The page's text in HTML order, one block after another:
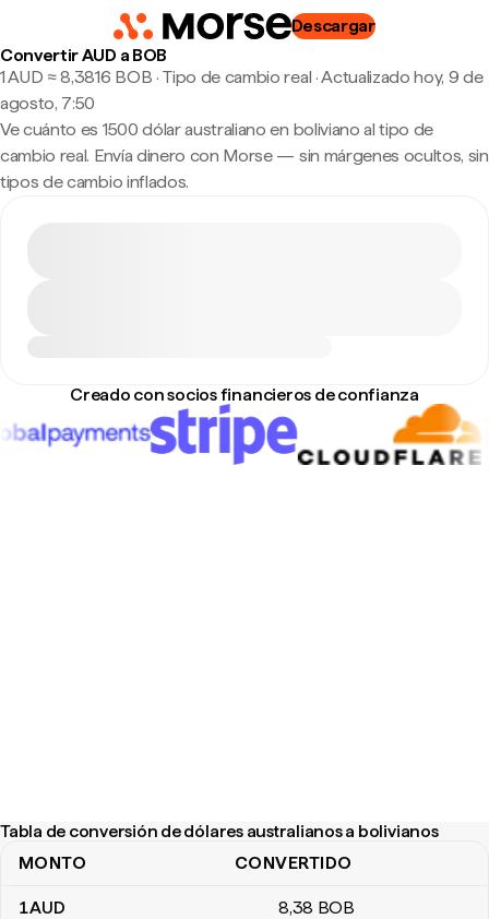
Descargar
Convertir AUD a BOB
1 AUD ≈ 8,3816 BOB · Tipo de cambio real ·Actualizado hoy, 9 de
agosto, 7:50
Ve cuánto es 1500 dólar australiano en boliviano al tipo de
cambio real. Envía dinero con Morse — sin márgenes ocultos, sin
tipos de cambio inflados.
Creado con socios financieros de confianza
Tabla de conversión de dólares australianos a bolivianos
Tabla de conversión de dólares australianos a bolivianos
MONTO CONVERTIDO
1AUD 8,38 BOB